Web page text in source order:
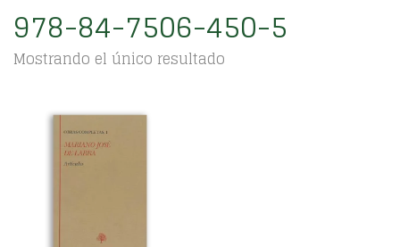
978-84-7506-450-5
Mostrando el único resultado